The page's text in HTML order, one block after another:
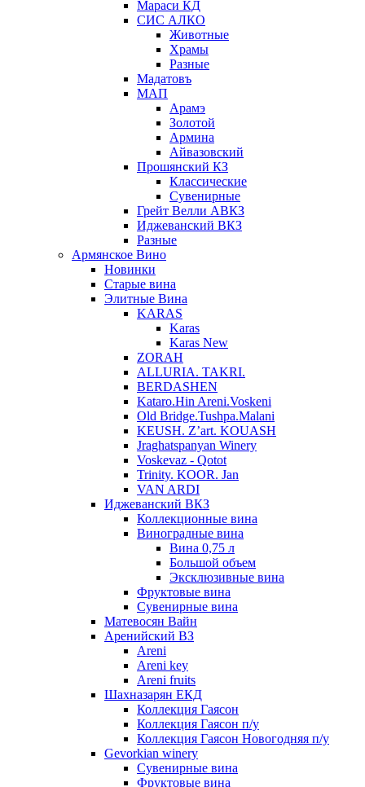
Мараси КД
СИС АЛКО
Животные
Храмы
Разные
Мадатовъ
МАП
Арамэ
Золотой
Армина
Айвазовский
Прошянский КЗ
Классические
Сувенирные
Грейт Велли АВКЗ
Иджеванский ВКЗ
Разные
Армянское Вино
Новинки
Старые вина
Элитные Вина
KARAS
Karas
Karas New
ZORAH
ALLURIA. TAKRI.
BERDASHEN
Kataro.Hin Areni.Voskeni
Old Bridge.Tushpa.Malani
KEUSH. Z’art. KOUASH
Jraghatspanyan Winery
Voskevaz - Qotot
Trinity. KOOR. Jan
VAN ARDI
Иджеванский ВКЗ
Коллекционные вина
Виноградные вина
Вина 0,75 л
Большой объем
Эксклюзивные вина
Фруктовые вина
Cувенирные вина
Матевосян Вайн
Аренийский ВЗ
Areni
Areni key
Areni fruits
Шахназарян ЕКД
Коллекция Гаясон
Коллекция Гаясон п/у
Коллекция Гаясон Новогодняя п/у
Gevorkian winery
Сувенирные вина
Фруктовые вина